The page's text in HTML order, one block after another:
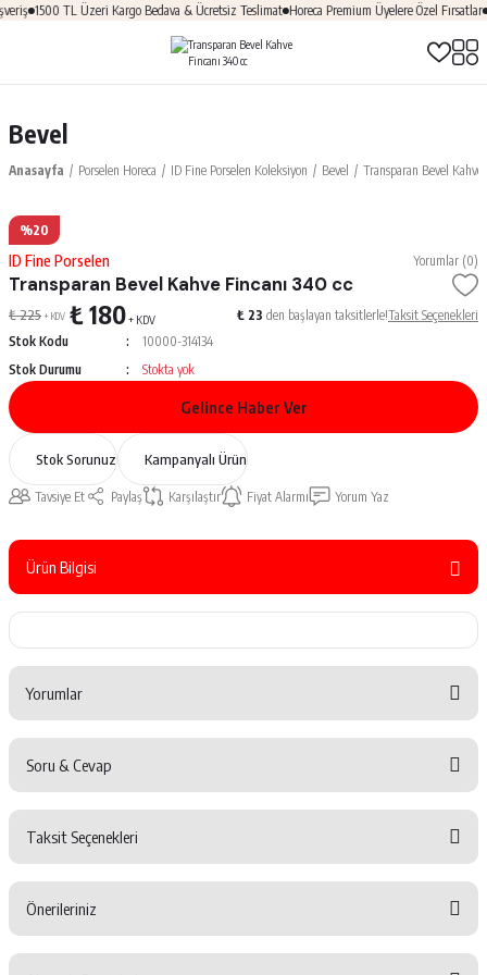
1500 TL Üzeri Kargo Bedava & Ücretsiz Teslimat Horeca Premium Üyelere Özel Fırsatlar
Bevel
Anasayfa Porselen Horeca ID Fine Porselen Koleksiyon Bevel Transparan Bevel Kahve
%20
ID Fine Porselen Yorumlar (0)
Transparan Bevel Kahve Fincanı 340 cc
₺ 225 + KDV ₺ 180+ KDV ₺ 23 den başlayan taksitlerle!Taksit Seçenekleri
Stok Kodu
10000-314134
Stok Durumu
Stokta yok
Gelince Haber Ver
Stok Sorunuz Kampanyalı Ürün
Tavsiye Et Paylaş Karşılaştır Fiyat Alarmı Yorum Yaz
Ürün Bilgisi
Yorumlar
Yorum Yaz
Soru & Cevap
Soru Sor
Taksit Seçenekleri
Önerileriniz